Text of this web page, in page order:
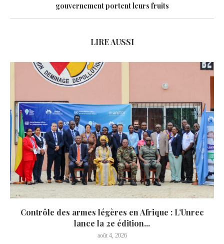
gouvernement portent leurs fruits
LIRE AUSSI
Contrôle des armes légères en Afrique : L’Unrec
lance la 2e édition...
août 4, 2026